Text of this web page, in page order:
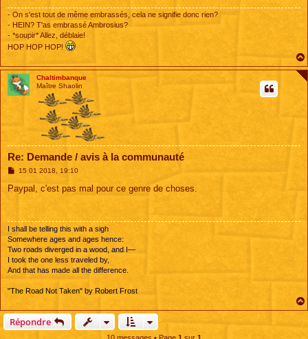
- On s'est tout de même embrassés, cela ne signifie donc rien?
- HEIN? T'as embrassé Ambrosius?
- *soupir* Allez, déblaie!
HOP HOP HOP!
Chaltimbanque
Maître Shaolin
Re: Demande / avis à la communauté
M
s
s
15 01 2018, 19:10
Paypal, c'est pas mal pour ce genre de choses.
I shall be telling this with a sigh
Somewhere ages and ages hence:
Two roads diverged in a wood, and I—
I took the one less traveled by,
And that has made all the difference.
"The Road Not Taken" by Robert Frost
Répondre
10 messages • Page 1 sur 1